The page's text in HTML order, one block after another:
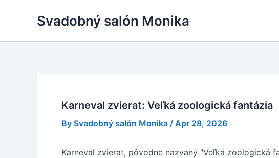
Svadobný salón Monika
Karneval zvierat: Veľká zoologická fantázia
By Svadobný salón Monika / Apr 28, 2026
Karneval zvierat, pôvodne nazvaný "Veľká zoologická